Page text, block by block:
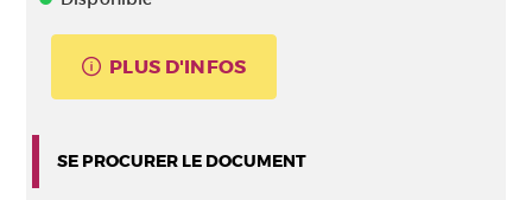
PLUS D'INFOS
SE PROCURER LE DOCUMENT